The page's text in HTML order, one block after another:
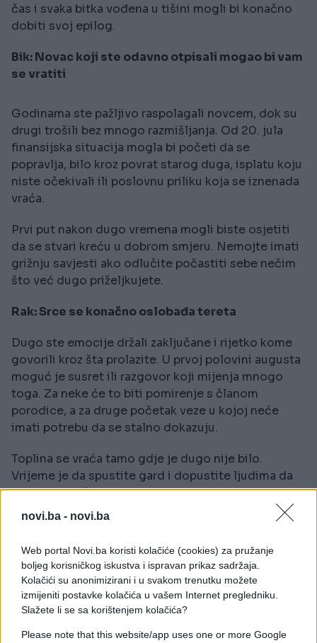
novi.ba - novi.ba
Web portal Novi.ba koristi kolačiće (cookies) za pružanje
boljeg korisničkog iskustva i ispravan prikaz sadržaja.
Kolačići su anonimizirani i u svakom trenutku možete
izmijeniti postavke kolačića u vašem Internet pregledniku.
Slažete li se sa korištenjem kolačića?
Please note that this website/app uses one or more Google
čas i svaka bitka vođena u tišini mogli bi konačno
dobiti svoj epilog.
Bik: Novac koji ste odavno otpisali mogao bi vam
se vratiti
Godinama ste pažljivo raspolagali novcem, dok su
drugi trošili bez mnogo razmišljanja. Od 20. jula
finansijska situacija mogla bi početi da se
popravlja, bilo kroz povrat starog duga, isplatu koju
niste očekivali ili poslovnu priliku koja se iznenada
vraća.
Prvi put nakon dugo vremena mogli biste osjetiti
da se stvari kreću u dobrom smjeru. Nemojte imati
grižnju savjesti ako odlučite počastiti sebe nečim
što već dugo priželjkujete.
Rak: Srce se konačno oslobađa tereta
Dugo ste emocije držali zaključane i rijetko kome
govorili kroz šta prolazite. U prvoj polovini augusta
moguć je susret ili razgovor koji mijenja mnogo
toga. Za neke će to biti pomirenje s članom
porodice, a za druge početak veze u kojoj neće
imati potrebu da se stalno dokazuju.
Toplina se vraća tamo gdje je dugo nije bilo.
Vrijeme je da spustite gard i dopustite ljudima da
vam se približe.
Lav: Dolazi priznanje koje ste dugo čekali
Mnogo ste ulagali u druge, a često ste imali osjećaj
da priznanja odlaze nekome drugom. Krajem jula
mogli biste dočekati trenutak u kojem će vaš trud
konačno biti prepoznat – kroz unapređenje, javnu